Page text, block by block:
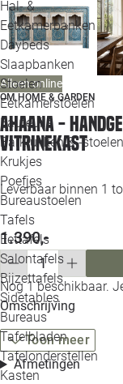
Hal- &
Eetkamerbanken
Daybeds
Slaapbanken
Stoelen
Eetkamerstoelen
Fauteuils
Barkrukken & -stoelen
Krukjes
Poefjes
Bureaustoelen
Tafels
Eettafels
Salontafels
Bijzettafels
Sidetables
Bureaus
Tafelbladen
Tafelonderstellen
Kasten
Alleen online
OM HOME & GARDEN
Ahaana -
Vitrinekast
Leverbaar binnen 1
1.390,-
Nog 1 beschikbaar.
Omschrijving
Toon meer
Afmetingen